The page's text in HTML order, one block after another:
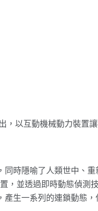
，以互動機械動力裝置
同時隱喻了人類世中、重
，並透過即時動態偵測
生一系列的連鎖動態，